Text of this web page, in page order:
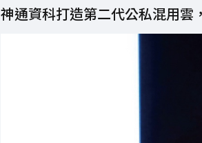
神通資科打造第二代公私混用雲